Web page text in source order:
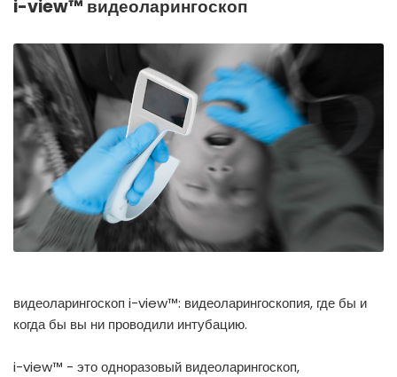
España
International English
i-view™ видеоларингоскоп
видеоларингоскоп i-view™: видеоларингоскопия, где бы и
когда бы вы ни проводили интубацию.
i-view™ - это одноразовый видеоларингоскоп,